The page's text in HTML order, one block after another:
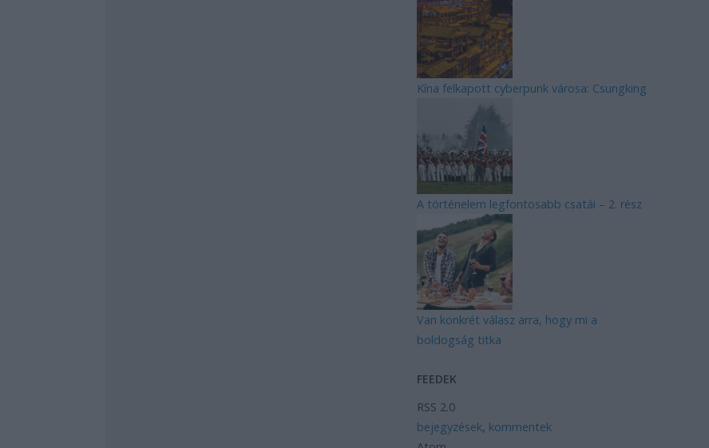
Kína felkapott cyberpunk városa: Csungking
A történelem legfontosabb csatái – 2. rész
Van konkrét válasz arra, hogy mi a
boldogság titka
FEEDEK
RSS 2.0
bejegyzések, kommentek